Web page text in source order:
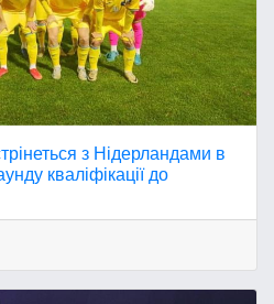
з Нідерландами в
кваліфікації до